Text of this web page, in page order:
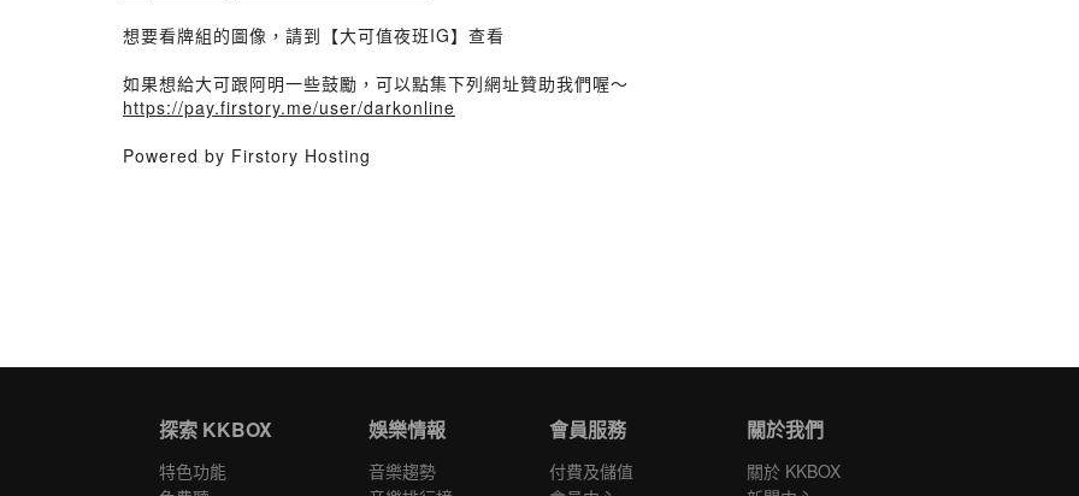
想要看牌組的圖像，請到【大可值夜班IG】查看
如果想給大可跟阿明一些鼓勵，可以點集下列網址贊助我們喔～
https://pay.firstory.me/user/darkonline
Powered by Firstory Hosting
探索 KKBOX
特色功能
娛樂情報
音樂趨勢
會員服務
付費及儲值
關於我們
關於 KKBOX